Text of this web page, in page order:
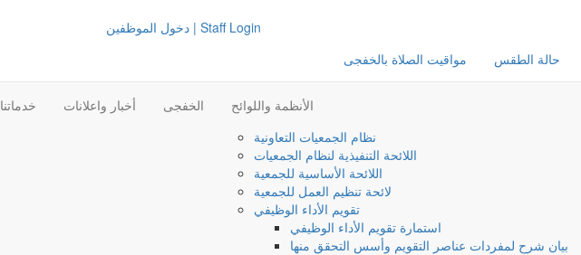
دخول الموظفين | Staff Login
مواقيت الصلاة بالخفجى
حالة الطقس
خدماتنا أخبار واعلانات الخفجى
الأنظمة واللوائح
نظام الجمعيات التعاونية
اللائحة التنفيذية لنظام الجمعيات
اللائحة الأساسية للجمعية
لائحة تنظيم العمل للجمعية
تقويم الأداء الوظيفي
استمارة تقويم الأداء الوظيفي
بيان شرح لمفردات عناصر التقويم وأسس التحقق منها